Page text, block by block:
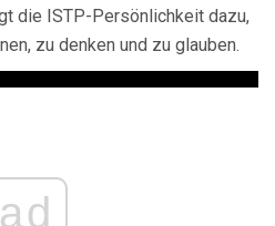
die ISTP-Persönlichkeit dazu,
zu denken und zu glauben.
ad